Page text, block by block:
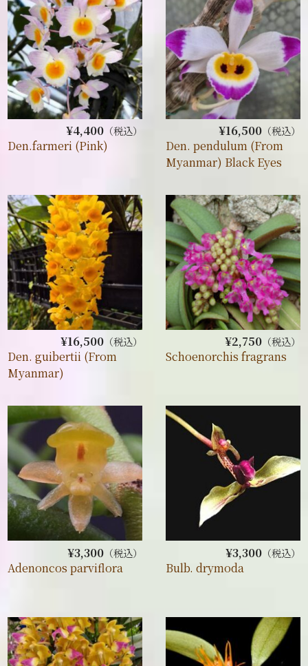
¥4,400（税込）
Den.farmeri (Pink)
¥16,500（税込）
Den. pendulum (From
Myanmar) Black Eyes
¥16,500（税込）
Den. guibertii (From
Myanmar)
¥2,750（税込）
Schoenorchis fragrans
¥3,300（税込）
Adenoncos parviflora
¥3,300（税込）
Bulb. drymoda